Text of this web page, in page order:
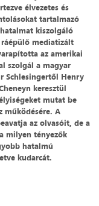
élvezetes és
tartalmazó
kiszolgáló
mediatizált
az amerikai
szolgál a magyar
Schlesingertől Henry
keresztül
mutat be
működésére. A
az olvasóit, de a
milyen tényezők
hatalmú
kudarcát.